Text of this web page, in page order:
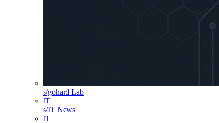
s/gohard Lab
IT
s/IT News
IT